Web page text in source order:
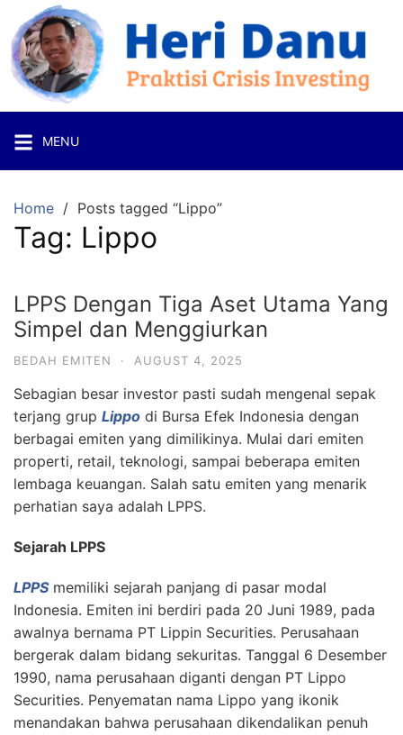
content
Heri
Danu
Crisis
Investing
MENU
Home Posts tagged “Lippo”
Tag: Lippo
LPPS Dengan Tiga Aset Utama Yang
Simpel dan Menggiurkan
BEDAH EMITEN · AUGUST 4, 2025
Sebagian besar investor pasti sudah mengenal sepak
terjang grup Lippo di Bursa Efek Indonesia dengan
berbagai emiten yang dimilikinya. Mulai dari emiten
properti, retail, teknologi, sampai beberapa emiten
lembaga keuangan. Salah satu emiten yang menarik
perhatian saya adalah LPPS.
Sejarah LPPS
LPPSmemiliki sejarah panjang di pasar modal
Indonesia. Emiten ini berdiri pada 20 Juni 1989, pada
awalnya bernama PT Lippin Securities. Perusahaan
bergerak dalam bidang sekuritas. Tanggal 6 Desember
1990, nama perusahaan diganti dengan PT Lippo
Securities. Penyematan nama Lippo yang ikonik
menandakan bahwa perusahaan dikendalikan penuh